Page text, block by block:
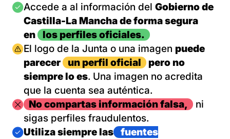
Imagen
Accede a al información del Gobierno de
Castilla-La Mancha de forma segura
en
los perfiles oficiales.
Imagen
El logo de la Junta o una imagen puede
parecer
un perfil oficial
pero no
siempre lo es. Una imagen no acredita
que la cuenta sea auténtica.
ImagenNo compartas información falsa,
ni
sigas perfiles fraudulentos.
Imagen
Utiliza siempre las
fuentes